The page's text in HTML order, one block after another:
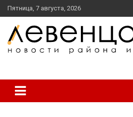
перейти
к
содержанию
Пятница, 7 августа, 2026